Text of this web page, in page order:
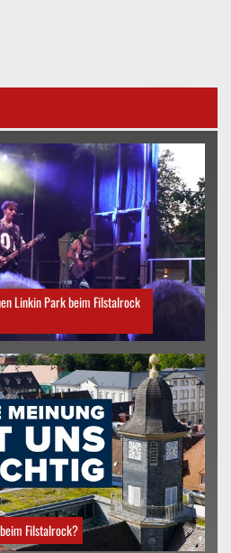
Linkin Park beim Filstalrock
Filstalrock?